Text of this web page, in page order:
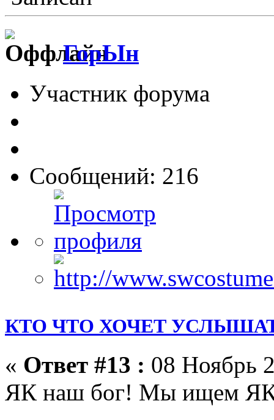
ГорЫн
Участник форума
Сообщений: 216
КТО ЧТО ХОЧЕТ
« Ответ #13 : 08 Ноябрь
ЯК наш бог! Мы ищем